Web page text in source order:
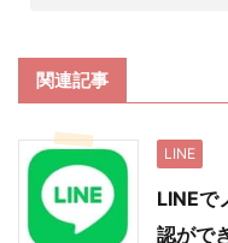
関連記事
LINE
LINEで
認がで